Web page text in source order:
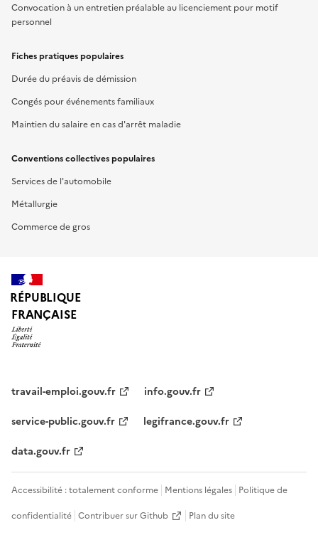
Convocation à un entretien préalable au licenciement pour motif
personnel
Fiches pratiques populaires
Durée du préavis de démission
Congés pour événements familiaux
Maintien du salaire en cas d'arrêt maladie
Conventions collectives populaires
Services de l'automobile
Métallurgie
Commerce de gros
RÉPUBLIQUE
FRANÇAISE
travail-emploi.gouv.fr
info.gouv.fr
service-public.gouv.fr
legifrance.gouv.fr
data.gouv.fr
Accessibilité : totalement conforme Mentions légales Politique de
confidentialité Contribuer sur Github Plan du site